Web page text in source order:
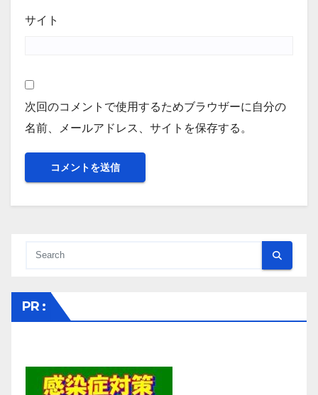
サイト
次回のコメントで使用するためブラウザーに自分の
名前、メールアドレス、サイトを保存する。
PR :